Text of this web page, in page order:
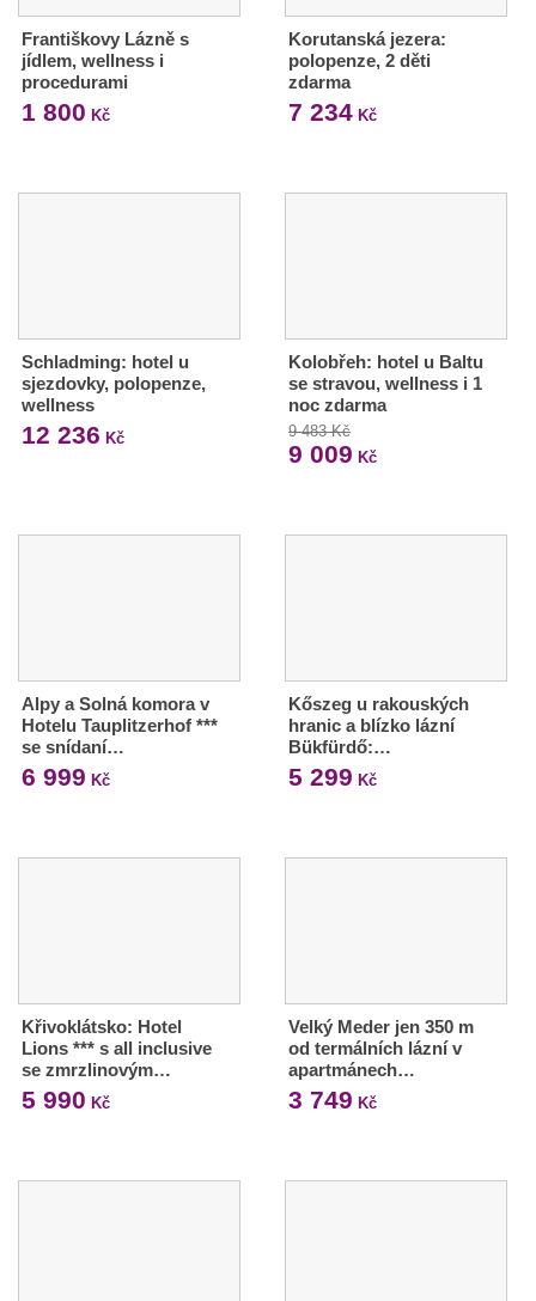
Františkovy Lázně s
jídlem, wellness i
procedurami
1 800 Kč
Korutanská jezera:
polopenze, 2 děti
zdarma
7 234Kč
Schladming: hotel u
sjezdovky, polopenze,
wellness
12 236 Kč
Kolobřeh: hotel u Baltu
se stravou, wellness i 1
noc zdarma
9 483 Kč
9 009 Kč
Alpy a Solná komora v
Hotelu Tauplitzerhof ***
se snídaní…
6 999 Kč
Kőszeg u rakouských
hranic a blízko lázní
Bükfürdő:…
5 299 Kč
Křivoklátsko: Hotel
Lions *** s all inclusive
se zmrzlinovým…
5 990 Kč
Velký Meder jen 350 m
od termálních lázní v
apartmánech…
3 749 Kč